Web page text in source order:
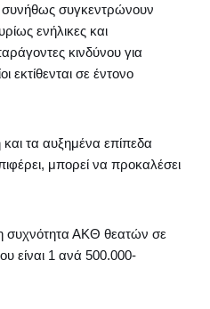
συνήθως συγκεντρώνουν
ενήλικες και
κινδύνου για
εκτίθενται σε έντονο
τα αυξημένα επίπεδα
μπορεί να προκαλέσει
η συχνότητα ΑΚΘ θεατών σε
είναι 1 ανά 500.000-